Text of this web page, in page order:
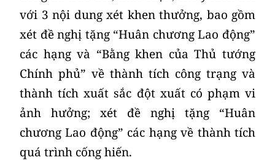
với 3 nội dung xét khen thưởng, bao gồm
xét đề nghị tặng “Huân chương Lao động”
các hạng và “Bằng khen của Thủ tướng
Chính phủ” về thành tích công trạng và
thành tích xuất sắc đột xuất có phạm vi
ảnh hưởng; xét đề nghị tặng “Huân
chương Lao động” các hạng về thành tích
quá trình cống hiến.